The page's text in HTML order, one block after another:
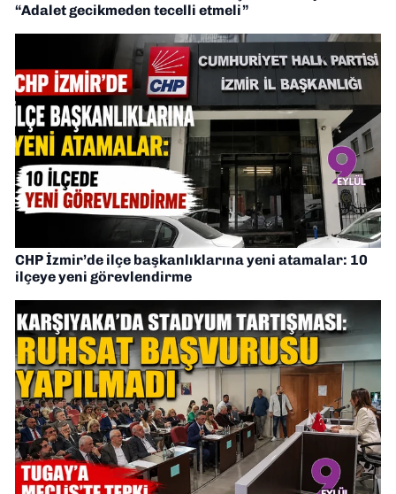
“Adalet gecikmeden tecelli etmeli”
CHP İzmir’de ilçe başkanlıklarına yeni atamalar: 10
ilçeye yeni görevlendirme